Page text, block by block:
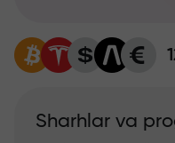
Sharhlar va